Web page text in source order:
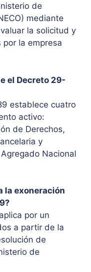
de
mediante
la solicitud y
la empresa
el Decreto 29-
establece cuatro
activo:
de Derechos,
y
Nacional
la exoneración
por un
a partir de la
de
de